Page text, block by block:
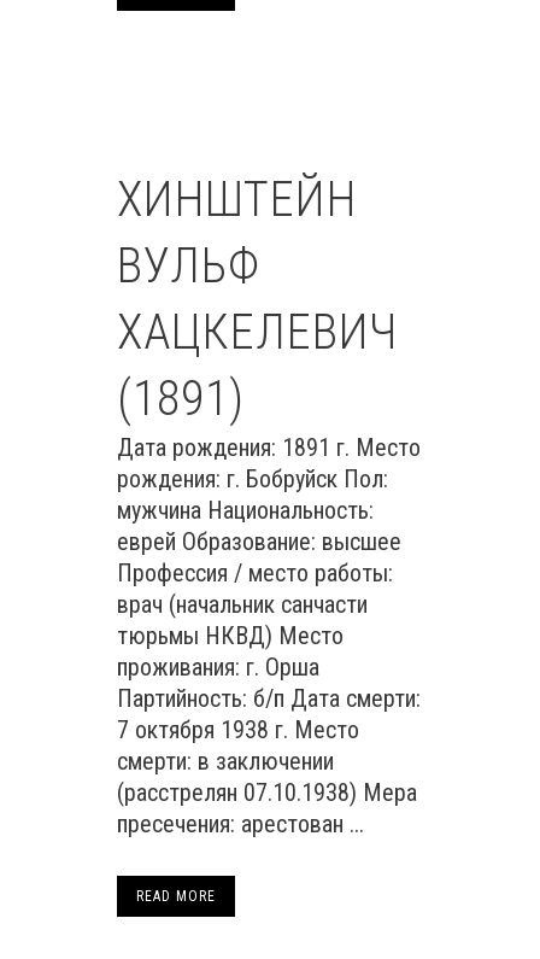
ХИНШТЕЙН
ВУЛЬФ
ХАЦКЕЛЕВИЧ
(1891)
Дата рождения: 1891 г. Место
рождения: г. Бобруйск Пол:
мужчина Национальность:
еврей Образование: высшее
Профессия / место работы:
врач (начальник санчасти
тюрьмы НКВД) Место
проживания: г. Орша
Партийность: б/п Дата смерти:
7 октября 1938 г. Место
смерти: в заключении
(расстрелян 07.10.1938) Мера
пресечения: арестован ...
READ MORE